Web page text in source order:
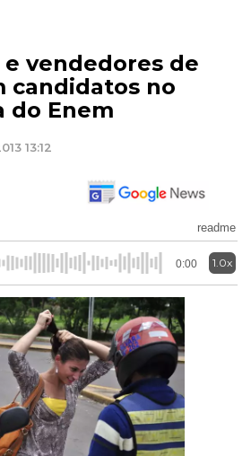
vendedores de
candidatos no
do Enem
13:12
readme
0:00 1.0x